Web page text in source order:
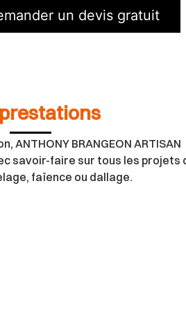
un devis gratuit
ANTHONY BRANGEON ARTISAN
savoir-faire sur tous les projets
faïence ou dallage.